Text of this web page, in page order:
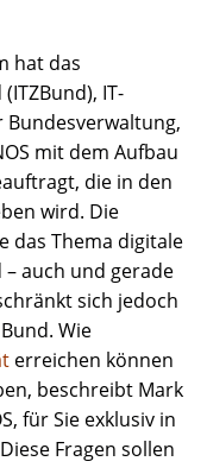
hat das
IT-
mit dem Aufbau
die in den
wird. Die
das Thema digitale
auch und gerade
sich jedoch
Wie
erreichen können
beschreibt Mark
für Sie exklusiv in
Fragen sollen